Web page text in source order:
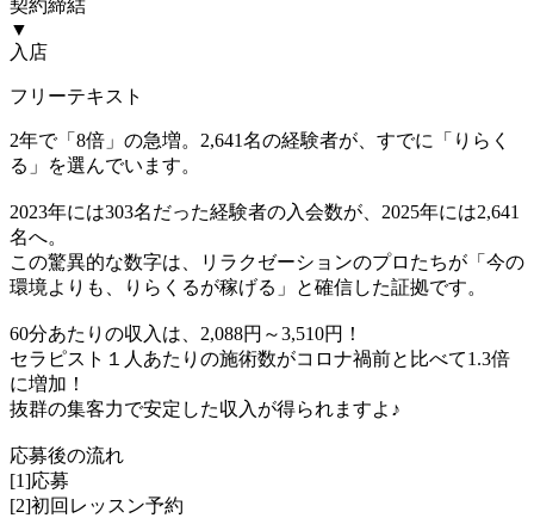
契約締結
▼
入店
フリーテキスト
2年で「8倍」の急増。2,641名の経験者が、すでに「りらく
る」を選んでいます。
2023年には303名だった経験者の入会数が、2025年には2,641
名へ。
この驚異的な数字は、リラクゼーションのプロたちが「今の
環境よりも、りらくるが稼げる」と確信した証拠です。
60分あたりの収入は、2,088円～3,510円！
セラピスト１人あたりの施術数がコロナ禍前と比べて1.3倍
に増加！
抜群の集客力で安定した収入が得られますよ♪
応募後の流れ
[1]応募
[2]初回レッスン予約